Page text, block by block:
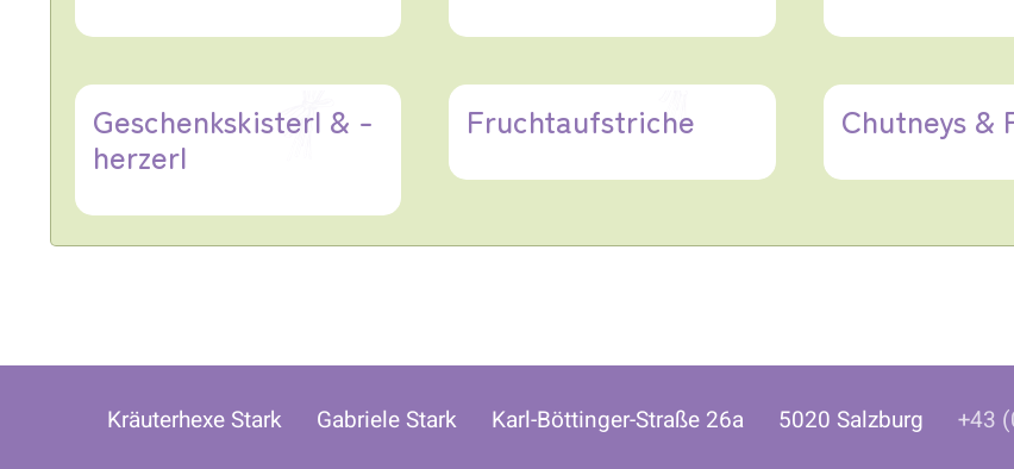
Geschenkskisterl & -
herzerl
Fruchtaufstriche Chutneys &
Kräuterhexe Stark Gabriele Stark Karl-Böttinger-Straße 26a 5020 Salzburg +43